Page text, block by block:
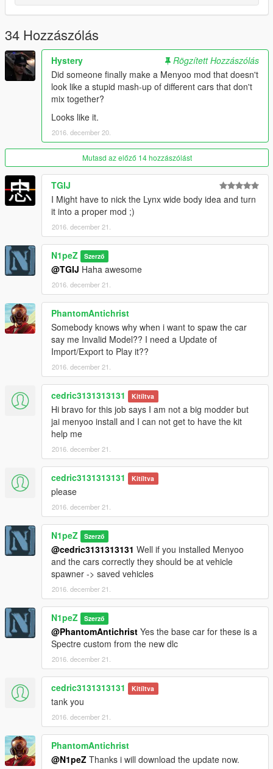
34 Hozzászólás
Hystery
Rögzített Hozzászólás
Did someone finally make a Menyoo mod that doesn't
look like a stupid mash-up of different cars that don't
mix together?
Looks like it.
2016. december 20.
Mutasd az előző 14 hozzászólást
TGIJ
I Might have to nick the Lynx wide body idea and turn
it into a proper mod ;)
2016. december 21.
N1peZ Szerző
@TGIJ Haha awesome
2016. december 21.
PhantomAntichrist
Somebody knows why when i want to spaw the car
say me Invalid Model?? I need a Update of
Import/Export to Play it??
2016. december 21.
cedric3131313131 Kitíltva
Hi bravo for this job says I am not a big modder but
jai menyoo install and I can not get to have the kit
help me
2016. december 21.
cedric3131313131 Kitíltva
please
2016. december 21.
N1peZ Szerző
@cedric3131313131 Well if you installed Menyoo
and the cars correctly they should be at vehicle
spawner -> saved vehicles
2016. december 21.
N1peZ Szerző
@PhantomAntichrist Yes the base car for these is a
Spectre custom from the new dlc
2016. december 21.
cedric3131313131 Kitíltva
tank you
2016. december 21.
PhantomAntichrist
@N1peZ Thanks i will download the update now.